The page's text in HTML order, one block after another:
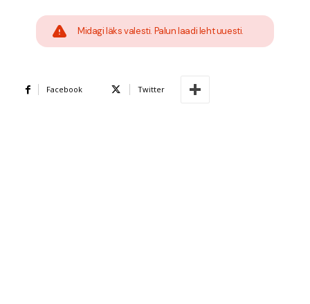
Midagi läks valesti. Palun laadi leht uuesti.
Facebook Twitter